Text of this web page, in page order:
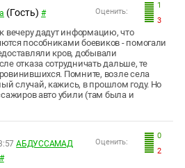
1
3
Оценить:
(Гость) #
вечеру дадут информацию, что
пособниками боевиков - помогали
кров, добывали
отказа сотрудничать дальше, те
Помните, возле села
случай, кажись, в прошлом году. Но
авто убили (там была и
0
2
Оценить:
АБДУССАМАД
#